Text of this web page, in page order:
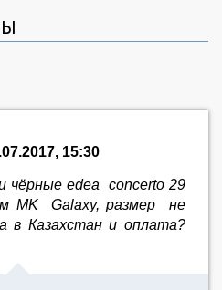
15:30
чёрные edea concerto 29
MK Galaxy, размер не
в Казахстан и оплата?